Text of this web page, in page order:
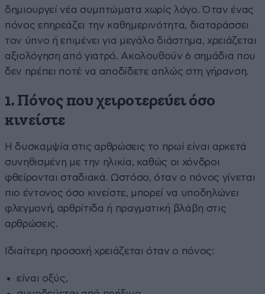
δημιουργεί νέα συμπτώματα χωρίς λόγο. Όταν ένας
πόνος επηρεάζει την καθημερινότητα, διαταράσσει
τον ύπνο ή επιμένει για μεγάλο διάστημα, χρειάζεται
αξιολόγηση από γιατρό. Ακολουθούν 6 σημάδια που
δεν πρέπει ποτέ να αποδίδετε απλώς στη γήρανση.
1. Πόνος που χειροτερεύει όσο
κινείστε
Η δυσκαμψία στις αρθρώσεις το πρωί είναι αρκετά
συνηθισμένη με την ηλικία, καθώς οι χόνδροι
φθείρονται σταδιακά. Ωστόσο, όταν ο πόνος γίνεται
πιο έντονος όσο κινείστε, μπορεί να υποδηλώνει
φλεγμονή, αρθρίτιδα ή πραγματική βλάβη στις
αρθρώσεις.
Ιδιαίτερη προσοχή χρειάζεται όταν ο πόνος:
είναι οξύς,